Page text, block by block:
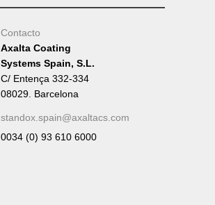
Contacto
Axalta Coating
Systems Spain, S.L.
C/ Entença 332-334
08029. Barcelona
standox.spain@axaltacs.com
0034 (0) 93 610 6000